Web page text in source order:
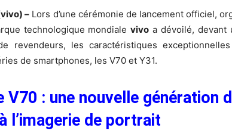
– Lors d’une cérémonie de lancement officiel,
technologique mondialevivo a dévoilé, devant
revendeurs, les caractéristiques
de smartphones, les V70 et Y31.
V70 : une nouvelle génération
l’imagerie de portrait